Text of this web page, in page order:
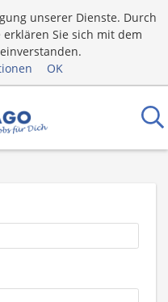
unserer Dienste. Durch
Sie sich mit dem
OK